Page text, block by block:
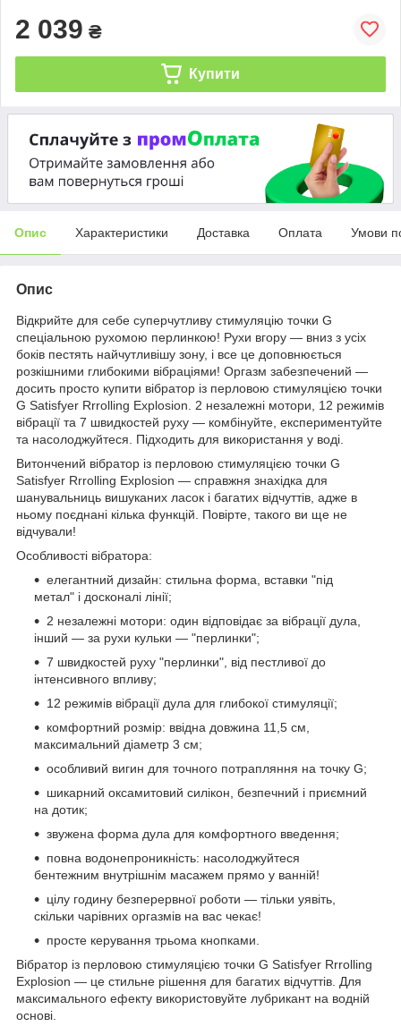
2 039 ₴
Купити
Опис Характеристики Доставка Оплата Умови
Опис
Відкрийте для себе суперчутливу стимуляцію точки G
спеціальною рухомою перлинкою! Рухи вгору — вниз з усіх
боків пестять найчутливішу зону, і все це доповнюється
розкішними глибокими вібраціями! Оргазм забезпечений —
досить просто купити вібратор із перловою стимуляцією точки
G Satisfyer Rrrolling Explosion. 2 незалежні мотори, 12 режимів
вібрації та 7 швидкостей руху — комбінуйте, експериментуйте
та насолоджуйтеся. Підходить для використання у воді.
Витончений вібратор із перловою стимуляцією точки G
Satisfyer Rrrolling Explosion — справжня знахідка для
шанувальниць вишуканих ласок і багатих відчуттів, адже в
ньому поєднані кілька функцій. Повірте, такого ви ще не
відчували!
Особливості вібратора:
елегантний дизайн: стильна форма, вставки "під
метал" і досконалі лінії;
2 незалежні мотори: один відповідає за вібрації дула,
інший — за рухи кульки — "перлинки";
7 швидкостей руху "перлинки", від пестливої до
інтенсивного впливу;
12 режимів вібрації дула для глибокої стимуляції;
комфортний розмір: ввідна довжина 11,5 см,
максимальний діаметр 3 см;
особливий вигин для точного потрапляння на точку G;
шикарний оксамитовий силікон, безпечний і приємний
на дотик;
звужена форма дула для комфортного введення;
повна водонепроникність: насолоджуйтеся
бентежним внутрішнім масажем прямо у ванній!
цілу годину безперервної роботи — тільки уявіть,
скільки чарівних оргазмів на вас чекає!
просте керування трьома кнопками.
Вібратор із перловою стимуляцією точки G Satisfyer Rrrolling
Explosion — це стильне рішення для багатих відчуттів. Для
максимального ефекту використовуйте лубрикант на водній
основі.